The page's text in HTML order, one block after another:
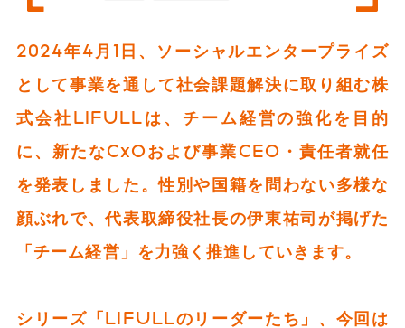
2024年4月1日、ソーシャルエンタープライズ
として事業を通して社会課題解決に取り組む株
式会社LIFULLは、チーム経営の強化を目的
に、新たなCxOおよび事業CEO・責任者就任
を発表しました。性別や国籍を問わない多様な
顔ぶれで、代表取締役社長の伊東祐司が掲げた
「チーム経営」を力強く推進していきます。
シリーズ「LIFULLのリーダーたち」、今回は